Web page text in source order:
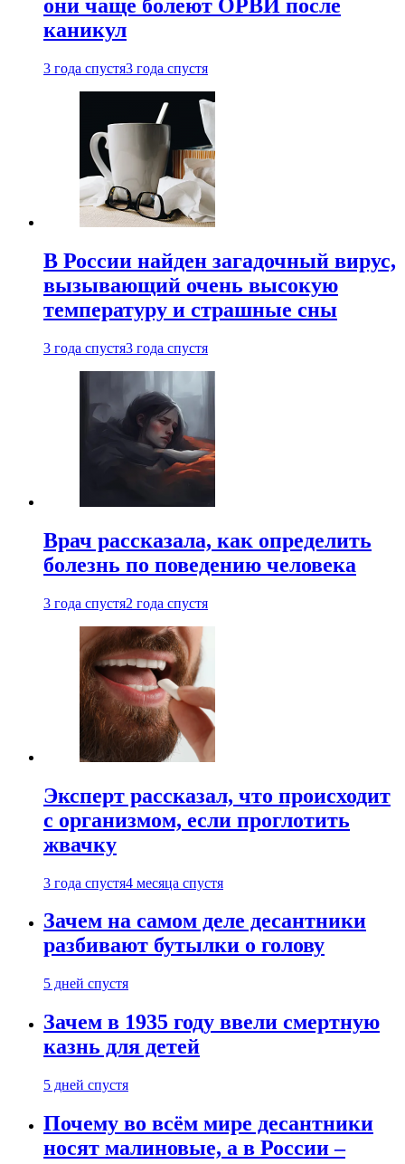
они чаще болеют ОРВИ после
каникул
3 года спустя3 года спустя
В России найден загадочный вирус,
вызывающий очень высокую
температуру и страшные сны
3 года спустя3 года спустя
Врач рассказала, как определить
болезнь по поведению человека
3 года спустя2 года спустя
Эксперт рассказал, что происходит
с организмом, если проглотить
жвачку
3 года спустя4 месяца спустя
Зачем на самом деле десантники
разбивают бутылки о голову
5 дней спустя
Зачем в 1935 году ввели смертную
казнь для детей
5 дней спустя
Почему во всём мире десантники
носят малиновые, а в России –